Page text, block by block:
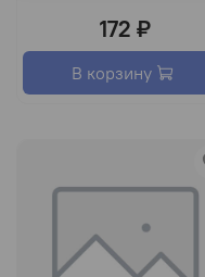
172 ₽
В корзину